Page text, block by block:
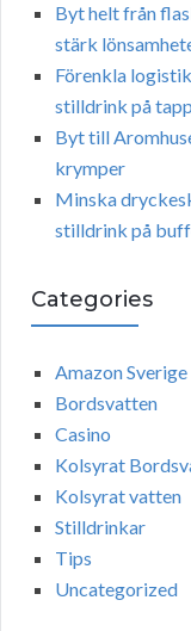
Byt helt från
stärk
Förenkla
stilldrink på tapp
Byt till
krymper
Minska
stilldrink på
Categories
Amazon Sverige
Bordsvatten
Casino
Kolsyrat
Kolsyrat vatten
Stilldrinkar
Tips
Uncategorized